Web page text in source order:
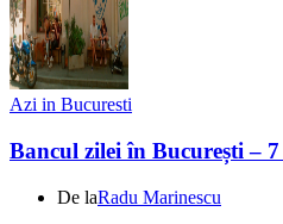
Azi in Bucuresti
Bancul zilei în București –
De laRadu Marinescu